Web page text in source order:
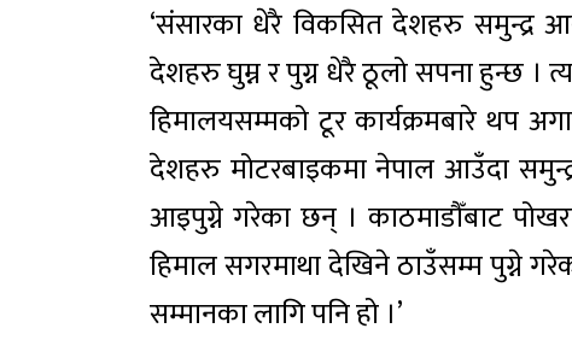
‘संसारका धेरै विकसित देशहरु समुन्द्र
देशहरु घुम्न र पुग्न धेरै ठूलो सपना हुन्छ ।
हिमालयसम्मको टूर कार्यक्रमबारे थप
देशहरु मोटरबाइकमा नेपाल आउँदा
आइपुग्ने गरेका छन् । काठमाडौँबाट
हिमाल सगरमाथा देखिने ठाउँसम्म पुग्ने
सम्मानका लागि पनि हो ।’